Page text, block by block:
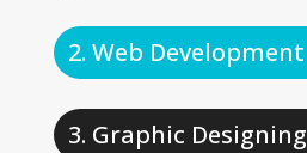
Web Development
Graphic Designing